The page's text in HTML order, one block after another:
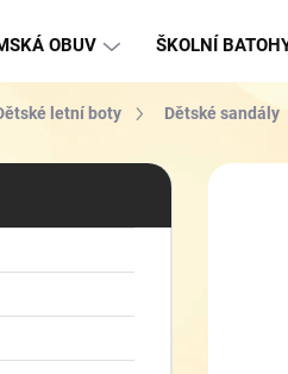
OBUV ŠKOLNÍ
letní boty Dětské sandály
ZNAČKA: